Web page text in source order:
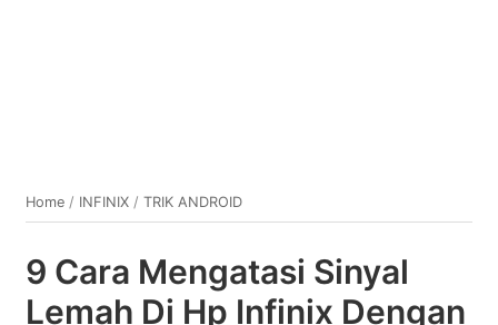
Home / INFINIX /TRIK ANDROID
9 Cara Mengatasi Sinyal
Lemah Di Hp Infinix Dengan